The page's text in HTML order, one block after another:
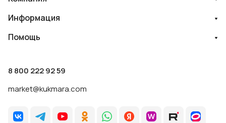
Информация
Помощь
8 800 222 92 59
market@kukmara.com